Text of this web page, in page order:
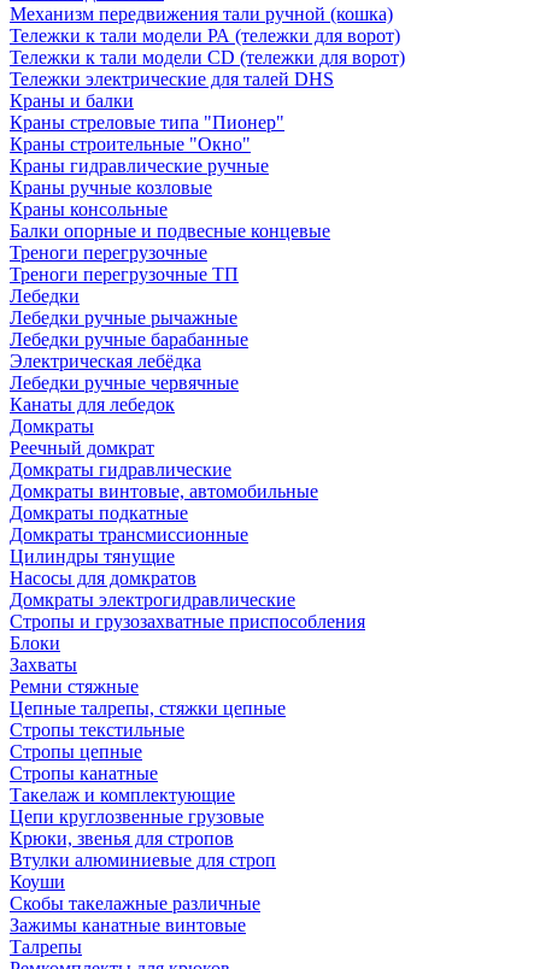
Механизм передвижения тали ручной (кошка)
Тележки к тали модели РА (тележки для ворот)
Тележки к тали модели CD (тележки для ворот)
Тележки электрические для талей DHS
Краны и балки
Краны стреловые типа "Пионер"
Краны строительные "Окно"
Краны гидравлические ручные
Краны ручные козловые
Краны консольные
Балки опорные и подвесные концевые
Треноги перегрузочные
Треноги перегрузочные ТП
Лебедки
Лебедки ручные рычажные
Лебедки ручные барабанные
Электрическая лебёдка
Лебедки ручные червячные
Канаты для лебедок
Домкраты
Реечный домкрат
Домкраты гидравлические
Домкраты винтовые, автомобильные
Домкраты подкатные
Домкраты трансмиссионные
Цилиндры тянущие
Насосы для домкратов
Домкраты электрогидравлические
Стропы и грузозахватные приспособления
Блоки
Захваты
Ремни стяжные
Цепные талрепы, стяжки цепные
Стропы текстильные
Стропы цепные
Стропы канатные
Такелаж и комплектующие
Цепи круглозвенные грузовые
Крюки, звенья для стропов
Втулки алюминиевые для строп
Коуши
Скобы такелажные различные
Зажимы канатные винтовые
Талрепы